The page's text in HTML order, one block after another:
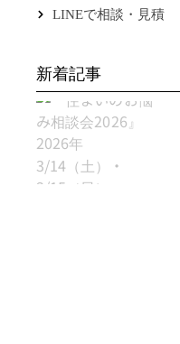
LINEで相談・見積
新着記事